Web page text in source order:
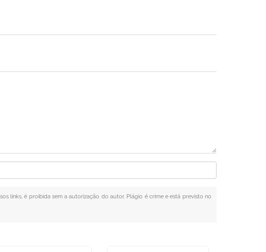
links, é proibida sem a autorização do autor. Plágio é crime e está previsto no